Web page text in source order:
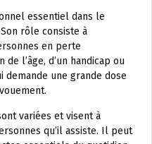
essentiel dans le
rôle consiste à
en perte
l’âge, d’un handicap ou
demande une grande dose
variées et visent à
qu’il assiste. Il peut